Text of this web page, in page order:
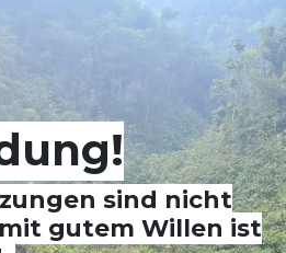
sind nicht
gutem Willen ist